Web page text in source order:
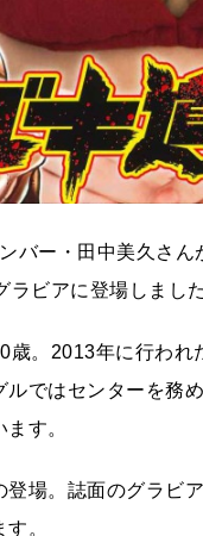
バー・田中美久さ
ラビアに登場しまし
歳。2013年に行わ
ではセンターを務
す。
場。誌面のグラビ
。